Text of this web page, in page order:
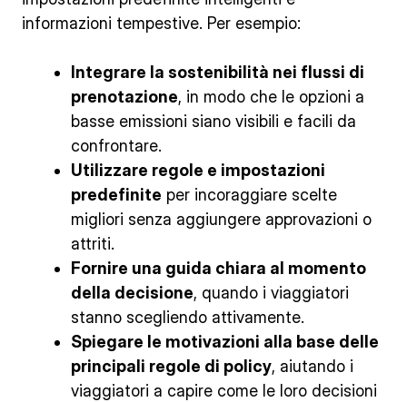
informazioni tempestive. Per esempio:
Integrare la sostenibilità nei flussi di
prenotazione, in modo che le opzioni a
basse emissioni siano visibili e facili da
confrontare.
Utilizzare regole e impostazioni
predefinite per incoraggiare scelte
migliori senza aggiungere approvazioni o
attriti.
Fornire una guida chiara al momento
della decisione, quando i viaggiatori
stanno scegliendo attivamente.
Spiegare le motivazioni alla base delle
principali regole di policy, aiutando i
viaggiatori a capire come le loro decisioni